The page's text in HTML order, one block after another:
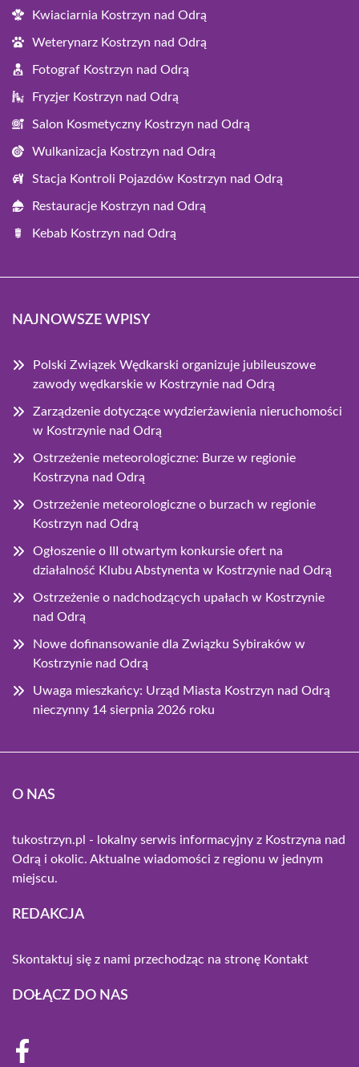
Kwiaciarnia Kostrzyn nad Odrą
Weterynarz Kostrzyn nad Odrą
Fotograf Kostrzyn nad Odrą
Fryzjer Kostrzyn nad Odrą
Salon Kosmetyczny Kostrzyn nad Odrą
Wulkanizacja Kostrzyn nad Odrą
Stacja Kontroli Pojazdów Kostrzyn nad Odrą
Restauracje Kostrzyn nad Odrą
Kebab Kostrzyn nad Odrą
NAJNOWSZE WPISY
Polski Związek Wędkarski organizuje jubileuszowe
zawody wędkarskie w Kostrzynie nad Odrą
Zarządzenie dotyczące wydzierżawienia nieruchomości
w Kostrzynie nad Odrą
Ostrzeżenie meteorologiczne: Burze w regionie
Kostrzyna nad Odrą
Ostrzeżenie meteorologiczne o burzach w regionie
Kostrzyn nad Odrą
Ogłoszenie o III otwartym konkursie ofert na
działalność Klubu Abstynenta w Kostrzynie nad Odrą
Ostrzeżenie o nadchodzących upałach w Kostrzynie
nad Odrą
Nowe dofinansowanie dla Związku Sybiraków w
Kostrzynie nad Odrą
Uwaga mieszkańcy: Urząd Miasta Kostrzyn nad Odrą
nieczynny 14 sierpnia 2026 roku
O NAS
tukostrzyn.pl - lokalny serwis informacyjny z Kostrzyna nad
Odrą i okolic. Aktualne wiadomości z regionu w jednym
miejscu.
REDAKCJA
Skontaktuj się z nami przechodząc na stronę Kontakt
DOŁĄCZ DO NAS